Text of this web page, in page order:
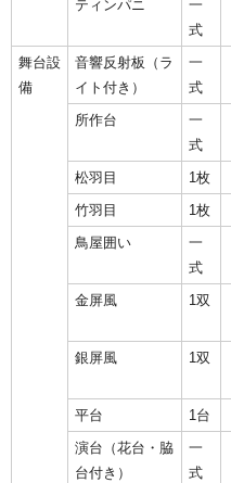
ティンパニ
一
式
舞台設
備
音響反射板（ラ
イト付き）
一
式
所作台
一
式
松羽目 1枚
竹羽目
1枚
鳥屋囲い
一
式
金屏風 1双
銀屏風
1双
平台
1台
演台（花台・脇
台付き）
一
式